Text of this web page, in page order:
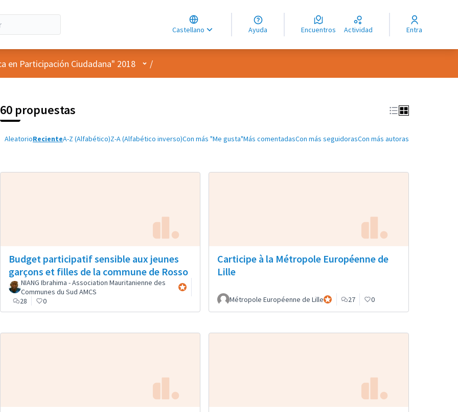
Castellano
Choose language
Choisir la langue
Elegir el idioma
Ayuda Encuentros Actividad Entra
en Participación Ciudadana" 2018 Menú de usuario
/
60 propuestas
AleatorioRecienteA-Z (Alfabético)Z-A (Alfabético inverso)Con más "Me gusta"Más comentadasCon más seguidorasCon más autoras
Budget participatif sensible aux jeunes
garçons et filles de la commune de Rosso
NIANG Ibrahima - Association Mauritanienne des
Communes du Sud AMCS
Participante oficial
28
0
Carticipe à la Métropole Européenne de
Lille
Métropole Européenne de LilleParticipante oficial
27 0